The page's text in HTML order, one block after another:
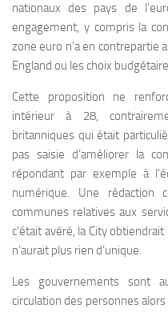
nationaux des pays de
engagement, y compris la
zone euro n’a en contrepartie
England ou les choix
Cette proposition ne
intérieur à 28,
britanniques qui était
pas saisie d’améliorer la
répondant par exemple à
numérique. Une
communes relatives aux
c’était avéré, la City
n’aurait plus rien d’unique.
Les gouvernements sont
circulation des personnes